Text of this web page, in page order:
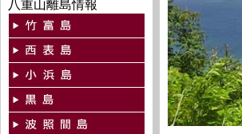
八重山離島情報